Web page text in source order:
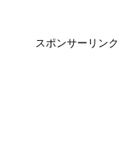
スポンサーリンク